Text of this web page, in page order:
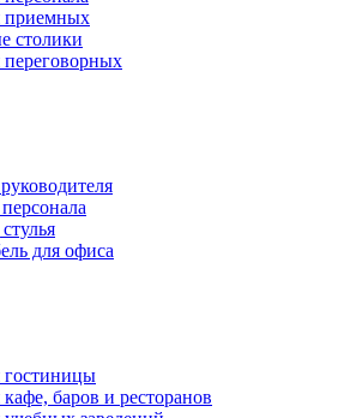
приемных
столики
для офиса
гостиницы
баров и ресторанов